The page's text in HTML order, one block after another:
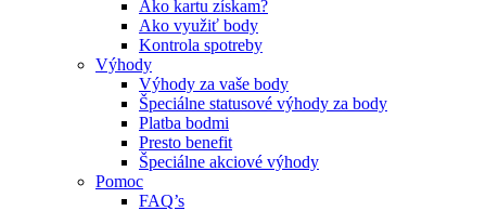
Ako kartu získam?
Ako využiť body
Kontrola spotreby
Výhody
Výhody za vaše body
Špeciálne statusové výhody za body
Platba bodmi
Presto benefit
Špeciálne akciové výhody
Pomoc
FAQ’s